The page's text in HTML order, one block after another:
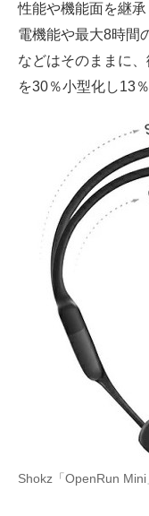
性能や機能面を継
電機能や最大8時間
などはそのままに
を30％小型化し13
Shokz「OpenRun Mini